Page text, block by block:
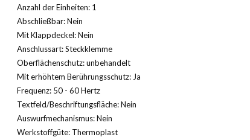
Anzahl der Einheiten: 1
Abschließbar: Nein
Mit Klappdeckel: Nein
Anschlussart: Steckklemme
Oberflächenschutz: unbehandelt
Mit erhöhtem Berührungsschutz: Ja
Frequenz: 50 - 60 Hertz
Textfeld/Beschriftungsfläche: Nein
Auswurfmechanismus: Nein
Werkstoffgüte: Thermoplast